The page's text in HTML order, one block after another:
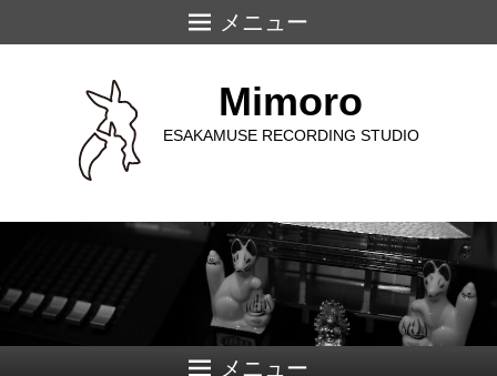
メニュー
Mimoro
ESAKAMUSE RECORDING STUDIO
メニュー